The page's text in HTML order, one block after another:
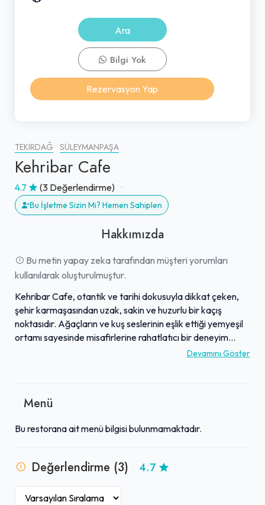
TEKIRDAĞ SÜLEYMANPAŞA
Kehribar Cafe
4.7 (3 Değerlendirme)
Bu İşletme Sizin Mi? Hemen Sahiplen
Hakkımızda
Bu metin yapay zeka tarafından müşteri yorumları
kullanılarak oluşturulmuştur.
Kehribar Cafe, otantik ve tarihi dokusuyla dikkat çeken,
şehir karmaşasından uzak, sakin ve huzurlu bir kaçış
noktasıdır. Ağaçların ve kuş seslerinin eşlik ettiği yemyeşil
ortamı sayesinde misafirlerine rahatlatıcı bir deneyim
sunar. Mekan, zengin menüsünde ev yemeği tadındaki
kahvaltılarıyla da öne çıkan işletme, sıcak yaz günlerinde
güler yüzlü hizmetiyle ziyaretçilerine keyifli anlar yaşatan
edilmektedir.
Devamını Göster
Menü
Bu restorana ait menü bilgisi bulunmamaktadır.
Değerlendirme (3) 4.7
Ara
Bilgi Yok
Rezervasyon Yap